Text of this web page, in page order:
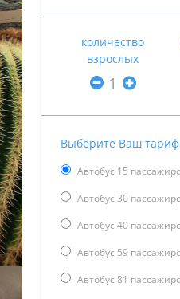
количество
взрослых
Выберите Ваш тариф
Автобус 15
Автобус 30
Автобус 40
Автобус 59
Автобус 81